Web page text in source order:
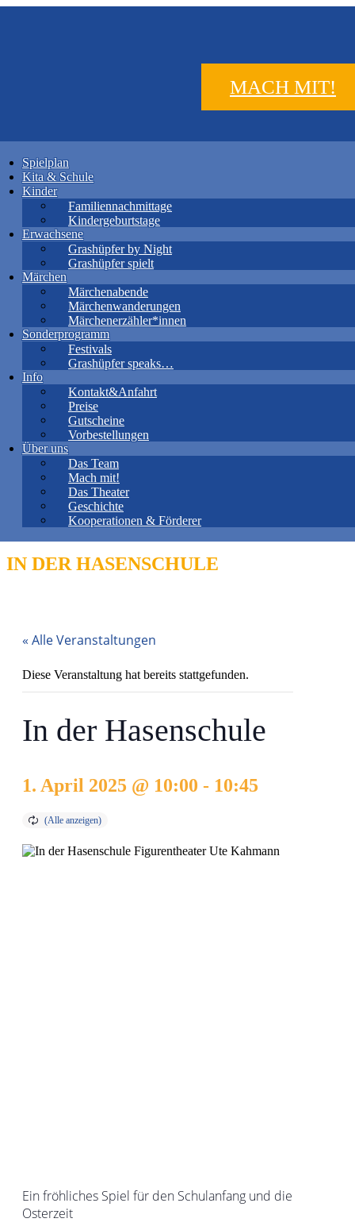
MACH MIT!
Spielplan
Kita & Schule
Kinder
Familiennachmittage
Kindergeburtstage
Erwachsene
Grashüpfer by Night
Grashüpfer spielt
Märchen
Märchenabende
Märchenwanderungen
Märchenerzähler*innen
Sonderprogramm
Festivals
Grashüpfer speaks…
Info
Kontakt&Anfahrt
Preise
Gutscheine
Vorbestellungen
Über uns
Das Team
Mach mit!
Das Theater
Geschichte
Kooperationen & Förderer
IN DER HASENSCHULE
« Alle Veranstaltungen
Diese Veranstaltung hat bereits stattgefunden.
In der Hasenschule
1. April 2025 @ 10:00 - 10:45
Ein fröhliches Spiel für den Schulanfang und die
Osterzeit